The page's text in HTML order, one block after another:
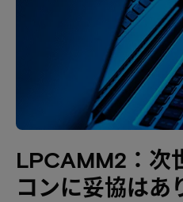
LPCAMM2：次
コンに妥協はあ